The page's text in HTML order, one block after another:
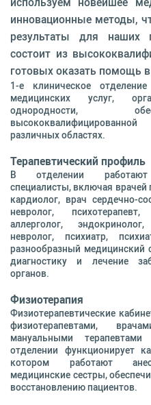
инновационные методы,
результаты для наших
состоит из
готовых оказать помощь
1-е клиническое
медицинских услуг,
однородности,
различных областях.
Терапевтический профиль
В отделении работают
специалисты, включая
кардиолог, врач сердечно-
невролог,
аллерголог,
невролог, психиатр,
разнообразный медицинский
диагностику и лечение
органов.
Физиотерапия
Физиотерапевтические
физиотерапевтами,
мануальными
отделении функционирует
котором работают
медицинские сестры,
восстановлению пациентов.